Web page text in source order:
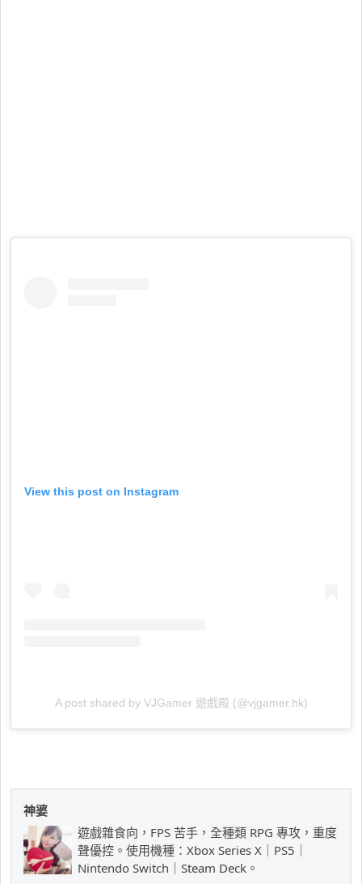
View this post on Instagram
A post shared by VJGamer 遊戲殿 (@vjgamer.hk)
神婆
遊戲雜食向，FPS 苦手，全種類 RPG 專攻，重度
聲優控。使用機種：Xbox Series X｜PS5｜
Nintendo Switch｜Steam Deck。